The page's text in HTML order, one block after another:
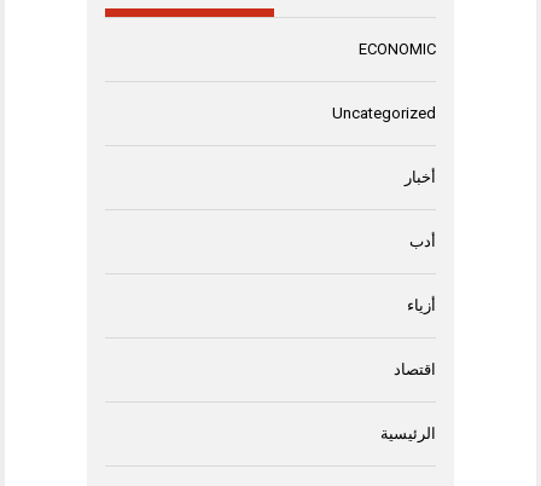
ECONOMIC
Uncategorized
أخبار
أدب
أزياء
اقتصاد
الرئيسية